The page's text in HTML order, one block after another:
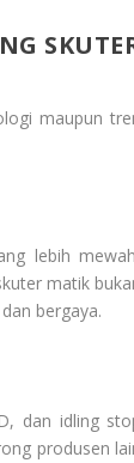
maupun
lebih
matik
bergaya.
dan idling
produsen